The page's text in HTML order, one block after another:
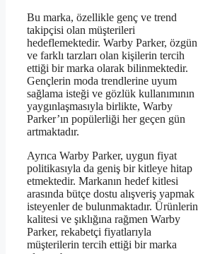
Bu marka, özellikle genç ve trend
takipçisi olan müşterileri
hedeflemektedir. Warby Parker, özgün
ve farklı tarzları olan kişilerin tercih
ettiği bir marka olarak bilinmektedir.
Gençlerin moda trendlerine uyum
sağlama isteği ve gözlük kullanımının
yaygınlaşmasıyla birlikte, Warby
Parker’ın popülerliği her geçen gün
artmaktadır.
Ayrıca Warby Parker, uygun fiyat
politikasıyla da geniş bir kitleye hitap
etmektedir. Markanın hedef kitlesi
arasında bütçe dostu alışveriş yapmak
isteyenler de bulunmaktadır. Ürünlerin
kalitesi ve şıklığına rağmen Warby
Parker, rekabetçi fiyatlarıyla
müşterilerin tercih ettiği bir marka